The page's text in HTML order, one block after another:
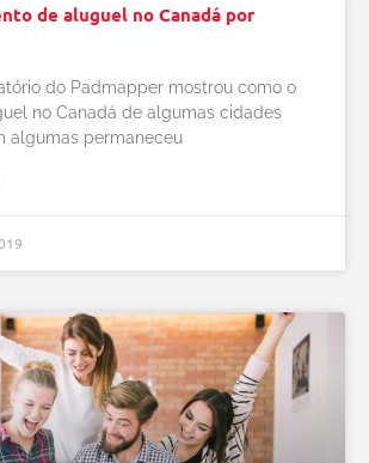
de aluguel no Canadá por
do Padmapper mostrou como o
no Canadá de algumas cidades
algumas permaneceu